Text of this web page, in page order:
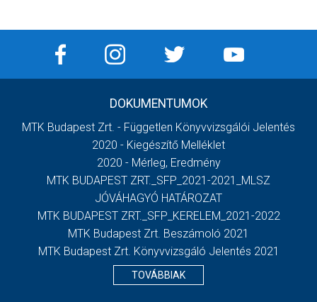
DOKUMENTUMOK
MTK Budapest Zrt. - Független Könyvvizsgálói Jelentés
2020 - Kiegészítő Melléklet
2020 - Mérleg, Eredmény
MTK BUDAPEST ZRT._SFP_2021-2021_MLSZ
JÓVÁHAGYÓ HATÁROZAT
MTK BUDAPEST ZRT._SFP_KERELEM_2021-2022
MTK Budapest Zrt. Beszámoló 2021
MTK Budapest Zrt. Könyvvizsgáló Jelentés 2021
TOVÁBBIAK